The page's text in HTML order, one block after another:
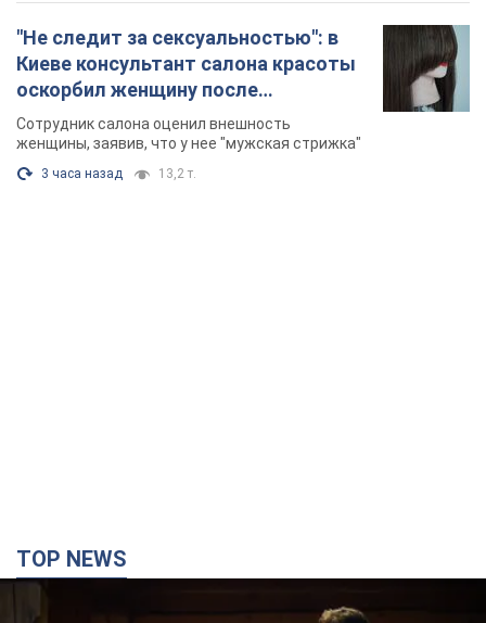
"Не следит за сексуальностью": в
Киеве консультант салона красоты
оскорбил женщину после
химиотерапии, разгорелся скандал.
Фото
Сотрудник салона оценил внешность
женщины, заявив, что у нее "мужская стрижка"
3 часа назад 13,2 т.
TOP NEWS